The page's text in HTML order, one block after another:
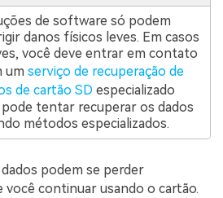
de software só podem
danos físicos leves. Em casos
você deve entrar em contato
um serviço de recuperação de
de cartão SD especializado
tentar recuperar os dados
métodos especializados.
podem se perder
continuar usando o cartão.